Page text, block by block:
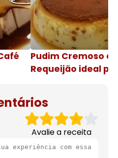
Pudim Cremoso
Requeijão ideal
Avalie a receita